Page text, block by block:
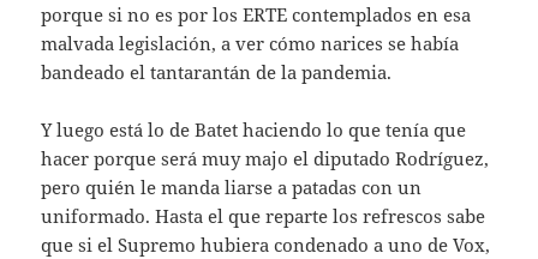
porque si no es por los ERTE contemplados en esa
malvada legislación, a ver cómo narices se había
bandeado el tantarantán de la pandemia.
Y luego está lo de Batet haciendo lo que tenía que
hacer porque será muy majo el diputado Rodríguez,
pero quién le manda liarse a patadas con un
uniformado. Hasta el que reparte los refrescos sabe
que si el Supremo hubiera condenado a uno de Vox,